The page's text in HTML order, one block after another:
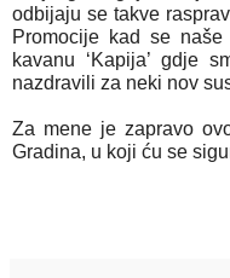
odbijaju se takve
Promocije kad se
kavanu ‘Kapija’ gdje
nazdravili za neki nov
Za mene je zapravo
Gradina, u koji ću se